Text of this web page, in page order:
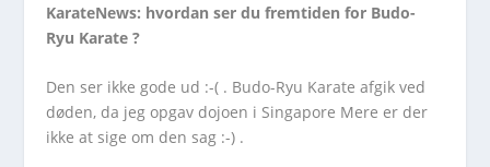
KarateNews: hvordan ser du fremtiden for Budo-
Ryu Karate ?
Den ser ikke gode ud :-( . Budo-Ryu Karate afgik ved
døden, da jeg opgav dojoen i Singapore Mere er der
ikke at sige om den sag :-) .